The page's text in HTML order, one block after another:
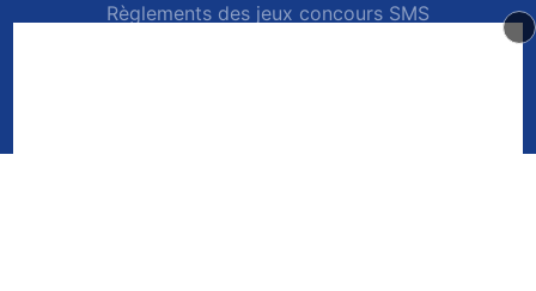
Règlements des jeux concours SMS